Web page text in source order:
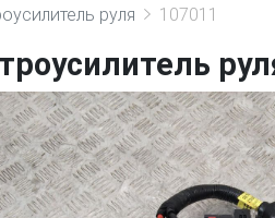
руля
107011